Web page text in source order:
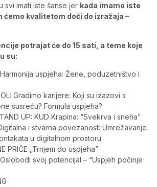
svi imati iste šanse jer kada imamo iste
ćemo kvalitetom doći do izražaja –
potrajat će do 15 sati, a teme koje
su:
Harmonija uspjeha: Žene, poduzetništvo i
Gradimo karijere: Koji su izazovi s
susreću? Formula uspjeha?
UP: KUD Krapina: “Svekrva i sneha”
i stvarna povezanost: Umrežavanje
u digitalnom prostoru
PRIČE „Trnjem do uspjeha”
Oslobodi svoj potencijal – “Uspjeh počinje